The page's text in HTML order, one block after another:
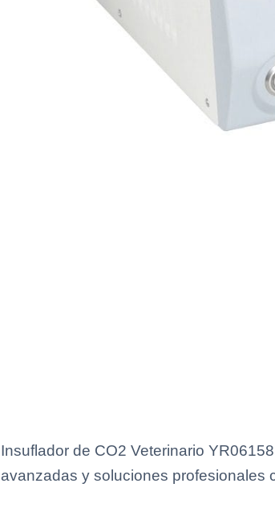
Insuflador de CO2 Veterinario
avanzadas y soluciones profesionales